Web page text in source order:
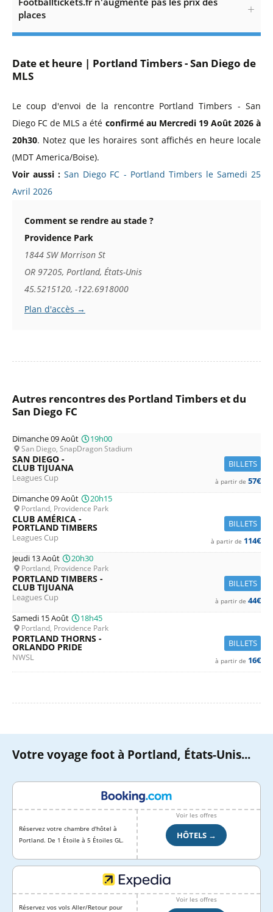
places
Date et heure | Portland Timbers - San Diego de
MLS
Le coup d'envoi de la rencontre Portland Timbers - San
Diego FC de MLS a été confirmé au Mercredi 19 Août 2026 à
20h30. Notez que les horaires sont affichés en heure locale
(MDT America/Boise).
Voir aussi : San Diego FC - Portland Timbers le Samedi 25
Avril 2026
Comment se rendre au stade ?
Providence Park
1844 SW Morrison St
OR 97205, Portland, États-Unis
45.5215120, -122.6918000
Plan d'accès →
Autres rencontres des Portland Timbers et du
San Diego FC
Dimanche 09 Août 19h00
San Diego, SnapDragon Stadium
BILLETS
SAN DIEGO -
CLUB TIJUANA
Leagues Cup à partir de 57€
Dimanche 09 Août
20h15
Portland, Providence Park
BILLETS
CLUB AMÉRICA -
PORTLAND TIMBERS
Leagues Cup à partir de 114€
Jeudi 13 Août
20h30
Portland, Providence Park
BILLETS
PORTLAND TIMBERS -
CLUB TIJUANA
Leagues Cup à partir de 44€
Samedi 15 Août
18h45
Portland, Providence Park
BILLETS
PORTLAND THORNS -
ORLANDO PRIDE
NWSL à partir de 16€
Votre voyage foot à Portland, États-Unis...
Réservez votre chambre d'hôtel à
Portland. De 1 Étoile à 5 Étoiles GL.
Voir les offres
HÔTELS →
Réservez vos vols Aller/Retour pour
Voir les offres